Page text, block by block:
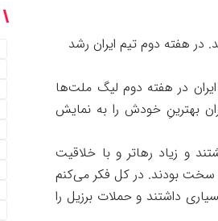
در هفته دوم تیم ایران رشد
در هفته دوم لیگ ملت‌ها
بهترینِ خودش را به نمایش
و زیاد رهاتر و با خلاقیت
سخت بودند. در کل فکر می‌کنم
داشتند و حملات برزیل را